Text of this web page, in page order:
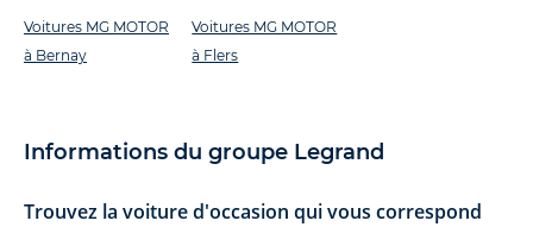
Voitures MG MOTOR
à Bernay
Voitures MG MOTOR
à Flers
Informations du groupe Legrand
Trouvez la voiture d'occasion qui vous correspond